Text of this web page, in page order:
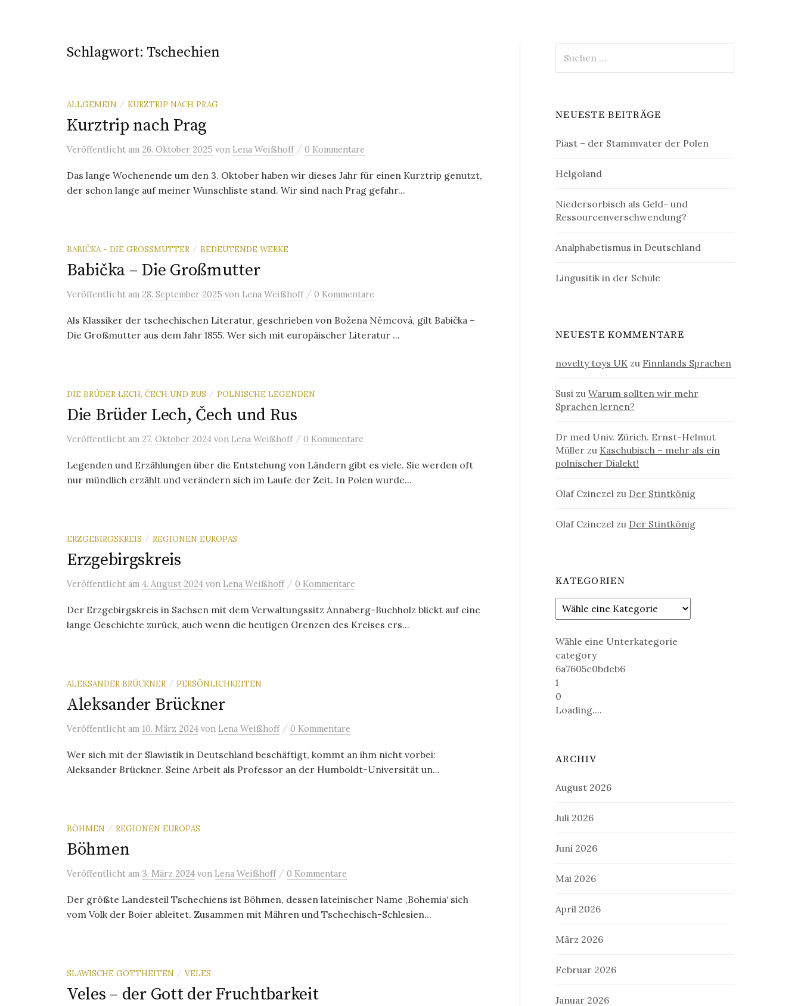
Schlagwort: Tschechien
ALLGEMEIN / KURZTRIP NACH PRAG
Kurztrip nach Prag
Veröffentlicht am 26. Oktober 2025 von Lena Weißhoff / 0 Kommentare
Das lange Wochenende um den 3. Oktober haben wir dieses Jahr für einen Kurztrip genutzt,
der schon lange auf meiner Wunschliste stand. Wir sind nach Prag gefahr...
BABIČKA - DIE GROSSMUTTER / BEDEUTENDE WERKE
Babička – Die Großmutter
Veröffentlicht am 28. September 2025 von Lena Weißhoff / 0 Kommentare
Als Klassiker der tschechischen Literatur, geschrieben von Božena Němcová, gilt Babička –
Die Großmutter aus dem Jahr 1855. Wer sich mit europäischer Literatur ...
DIE BRÜDER LECH, ČECH UND RUS / POLNISCHE LEGENDEN
Die Brüder Lech, Čech und Rus
Veröffentlicht am 27. Oktober 2024 von Lena Weißhoff / 0 Kommentare
Legenden und Erzählungen über die Entstehung von Ländern gibt es viele. Sie werden oft
nur mündlich erzählt und verändern sich im Laufe der Zeit. In Polen wurde...
ERZGEBIRGSKREIS / REGIONEN EUROPAS
Erzgebirgskreis
Veröffentlicht am 4. August 2024 von Lena Weißhoff / 0 Kommentare
Der Erzgebirgskreis in Sachsen mit dem Verwaltungssitz Annaberg-Buchholz blickt auf eine
lange Geschichte zurück, auch wenn die heutigen Grenzen des Kreises ers...
ALEKSANDER BRÜCKNER / PERSÖNLICHKEITEN
Aleksander Brückner
Veröffentlicht am 10. März 2024 von Lena Weißhoff / 0 Kommentare
Wer sich mit der Slawistik in Deutschland beschäftigt, kommt an ihm nicht vorbei:
Aleksander Brückner. Seine Arbeit als Professor an der Humboldt-Universität un...
BÖHMEN / REGIONEN EUROPAS
Böhmen
Veröffentlicht am 3. März 2024 von Lena Weißhoff / 0 Kommentare
Der größte Landesteil Tschechiens ist Böhmen, dessen lateinischer Name ‚Bohemia‘ sich
vom Volk der Boier ableitet. Zusammen mit Mähren und Tschechisch-Schlesien...
SLAWISCHE GOTTHEITEN / VELES
Veles – der Gott der Fruchtbarkeit
nach:
NEUESTE BEITRÄGE
Piast – der Stammvater der Polen
Helgoland
Niedersorbisch als Geld- und
Ressourcenverschwendung?
Analphabetismus in Deutschland
Lingusitik in der Schule
NEUESTE KOMMENTARE
novelty toys UK zu Finnlands Sprachen
Susi zuWarum sollten wir mehr
Sprachen lernen?
Dr med Univ. Zürich. Ernst-Helmut
Müller zu Kaschubisch – mehr als ein
polnischer Dialekt!
Olaf Czinczel zu Der Stintkönig
Olaf Czinczel zu Der Stintkönig
KATEGORIEN
Wähle eine Unterkategorie
category
6a7605c0bdeb6
1
0
Loading....
ARCHIV
August 2026
Juli 2026
Juni 2026
Mai 2026
April 2026
März 2026
Februar 2026
Januar 2026